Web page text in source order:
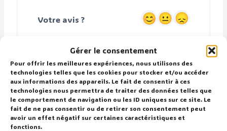
Gérer le consentement
Pour offrir les meilleures expériences, nous utilisons des
technologies telles que les cookies pour stocker et/ou accéder
aux informations des appareils. Le fait de consentir à ces
technologies nous permettra de traiter des données telles que
le comportement de navigation ou les ID uniques sur ce site. Le
fait de ne pas consentir ou de retirer son consentement peut
avoir un effet négatif sur certaines caractéristiques et
fonctions.
Votre avis ?
Partagez cette fiche :